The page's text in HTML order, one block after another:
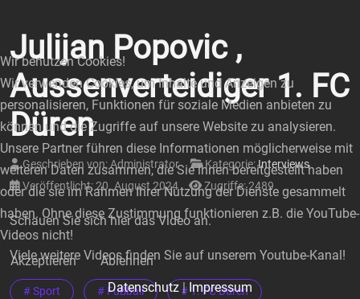
Julijan Popovic ,
Aussenverteidiger 1. FC
Düren
Geschrieben von:Administrator Kategorie:Interviews
Veröffentlicht: 20. August 2024
Zugriffe: 2489
Schauen Sie sich hier das Video an.
Viele weitere Videos finden Sie auf unserem Youtube-Kanal!
# Sport # Fußball # 1. FC Düren
Wir benutzen Cookies!
Wir verwenden Cookies, um Inhalte und Anzeigen zu
personalisieren, Funktionen für soziale Medien anbieten zu
können und die Zugriffe auf unsere Website zu analysieren.
Unsere Partner führen diese Informationen möglicherweise mit
weiteren Daten zusammen, die Sie ihnen bereitgestellt haben
oder die sie im Rahmen Ihrer Nutzung der Dienste gesammelt
haben. Ohne diese Zustimmung funktionieren z.B. die YouTube-
Videos nicht!
Akzeptieren
Ablehnen
Datenschutz|Impressum